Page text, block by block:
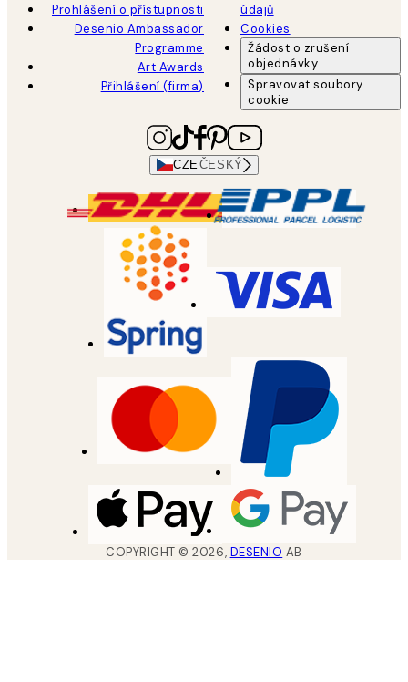
Prohlášení o přístupnosti
Desenio Ambassador
Programme
Art Awards
Přihlášení (firma)
údajů
Cookies
Žádost o zrušení
objednávky
Spravovat soubory
cookie
CZEČESKÝ
COPYRIGHT ©2026, DESENIO AB